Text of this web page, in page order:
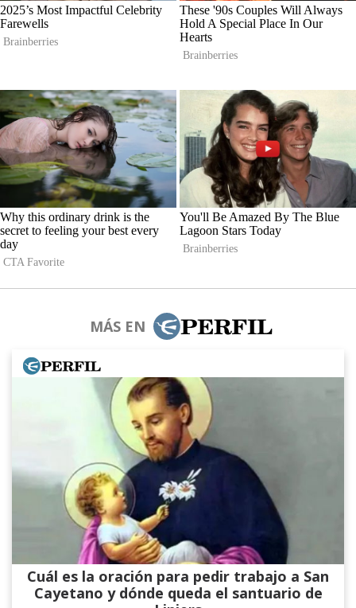
MÁS EN
Cuál es la oración para pedir trabajo a San
Cayetano y dónde queda el santuario de